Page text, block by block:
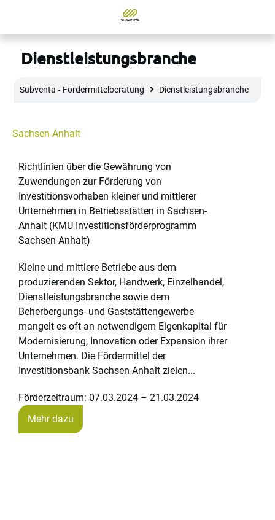
Dienstleistungsbranche
Subventa ‐ Fördermittelberatung Dienstleistungsbranche
Sachsen-Anhalt
Richtlinien über die Gewährung von
Zuwendungen zur Förderung von
Investitionsvorhaben kleiner und mittlerer
Unternehmen in Betriebsstätten in Sachsen-
Anhalt (KMU Investitionsförderprogramm
Sachsen-Anhalt)
Kleine und mittlere Betriebe aus dem
produzierenden Sektor, Handwerk, Einzelhandel,
Dienstleistungsbranche sowie dem
Beherbergungs- und Gaststättengewerbe
mangelt es oft an notwendigem Eigenkapital für
Modernisierung, Innovation oder Expansion ihrer
Unternehmen. Die Fördermittel der
Investitionsbank Sachsen-Anhalt zielen...
Förderzeitraum: 07.03.2024 – 21.03.2024
Mehr dazu